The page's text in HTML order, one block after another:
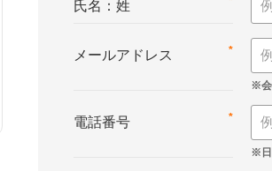
氏名：姓
*
メールアドレス
*
電話番号